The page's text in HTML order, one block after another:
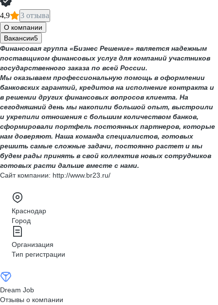
4,9 3 отзыва
О компании
Вакансии5
Финансовая группа «Бизнес Решение» является надежным
поставщиком финансовых услуг для компаний участников
государственного заказа по всей России.
Мы оказываем профессиональную помощь в оформлении
банковских гарантий, кредитов на исполнение контракта и
в решении других финансовых вопросов клиента. На
сегодняшний день мы накопили большой опыт, выстроили
и укрепили отношения с большим количеством банков,
сформировали портфель постоянных партнеров, которые
нам доверяют. Наша команда специалистов, готовых
решить самые сложные задачи, постоянно растет и мы
будем рады принять в свой коллектив новых сотрудников
готовых расти дальше вместе с нами.
Сайт компании: http://www.br23.ru/
Краснодар
Город
Организация
Тип регистрации
Dream Job
Отзывы о компании